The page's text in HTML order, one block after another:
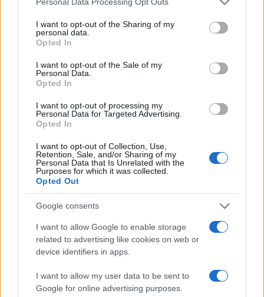
I want to opt-out of the Sharing of my
personal data.
Opted In
I want to opt-out of the Sale of my
Personal Data.
Opted In
I want to opt-out of processing my
Personal Data for Targeted Advertising.
Opted In
I want to opt-out of Collection, Use,
Retention, Sale, and/or Sharing of my
Personal Data that Is Unrelated with the
Purposes for which it was collected.
Opted Out
Google consents
I want to allow Google to enable storage
related to advertising like cookies on web or
device identifiers in apps.
I want to allow my user data to be sent to
Google for online advertising purposes.
cittadino, invece, ha soltanto i propri diritti.
Quando questi vengono compressi in nome
dell’efficienza investigativa,
il rischio è che
questo non significa che un parlamentare debba
godere di privilegi personali. Se emergessero
elementi sufficienti per contestare un reato,
sarebbe giusto procedere come nei confronti di
qualsiasi altro cittadino. Il principio liberale non è
l’impunità della classe politica; è l’uguaglianza
davanti alla legge.
che troppo spesso vengono confusi.